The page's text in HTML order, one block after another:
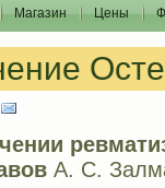
Магазин Цены
А. С.